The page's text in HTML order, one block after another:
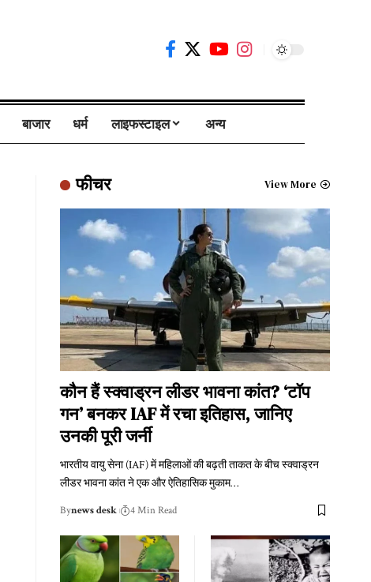
बाजार धर्म लाइफस्टाइल अन्य
फीचर View More
कौन हैं स्क्वाड्रन लीडर भावना कांत? ‘टॉप
गन’ बनकर IAF में रचा इतिहास, जानिए
उनकी पूरी जर्नी
भारतीय वायु सेना (IAF) में महिलाओं की बढ़ती ताकत के बीच स्क्वाड्रन
लीडर भावना कांत ने एक और ऐतिहासिक मुकाम…
Bynews desk 4 Min Read